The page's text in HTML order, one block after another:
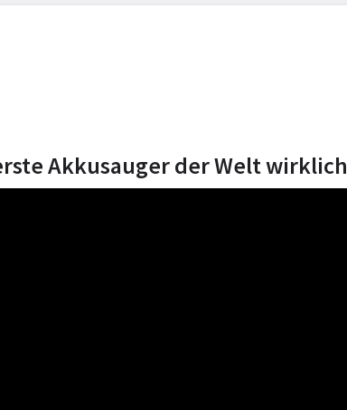
Akkusauger der Welt